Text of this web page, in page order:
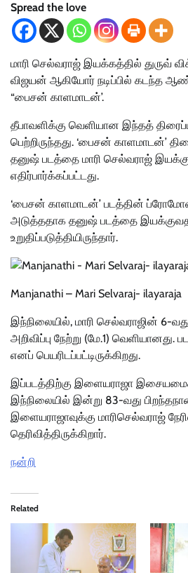
Spread the love
மாரி செல்வராஜ் இயக்கத்தில் துருவ்
விஜயன் ஆகியோர் நடிப்பில் கடந்த
“பைசன் காளமாடன்’.
தீபாவளிக்கு வெளியான இந்தத்
பெற்றிருந்தது. ‘பைசன் காளமாடன்’
தனுஷ் படத்தை மாரி செல்வராஜ்
எதிர்பார்க்கப்பட்டது.
‘பைசன் காளமாடன்’ படத்தின்
அடுத்ததாக தனுஷ் படத்தை
உறுதிப்படுத்தியிருந்தார்.
Manjanathi – Mari Selvaraj- ilayaraja
இந்நிலையில், மாரி செல்வராஜின் 6-
அறிவிப்பு நேற்று (மே.1) வெளியானது.
எனப் பெயரிடப்பட்டிருக்கிறது.
இப்படத்திற்கு இளையராஜா
இந்நிலையில் இன்று 83-வது
இளையராஜாவுக்கு மாரிசெல்வராஜ்
தெரிவித்திருக்கிறார்.
நன்றி
Related